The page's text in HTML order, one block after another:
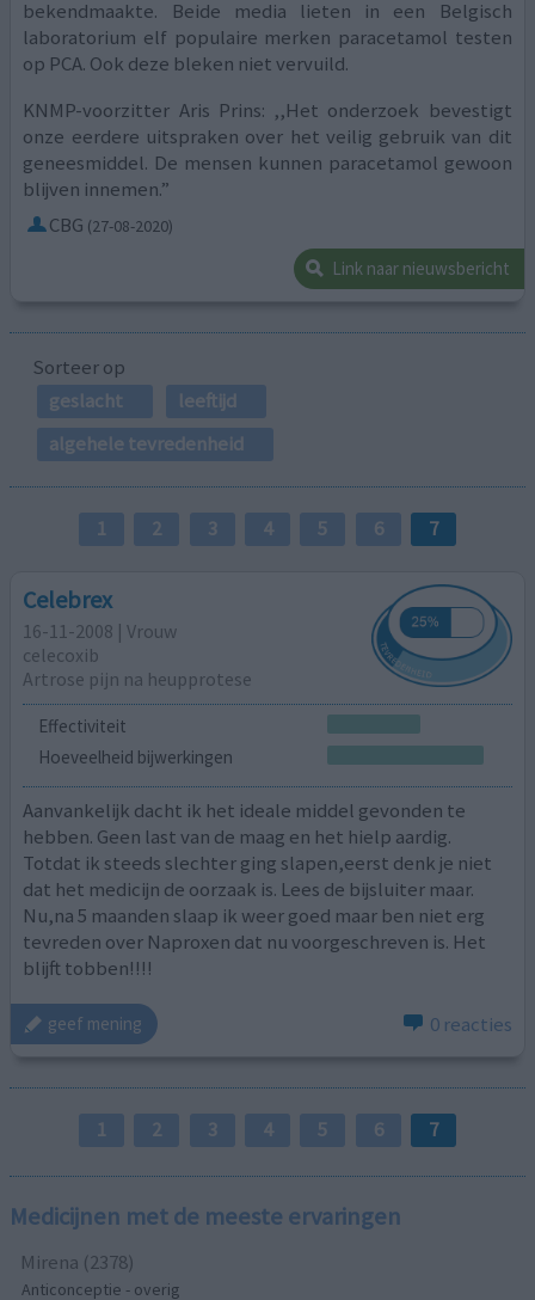
bekendmaakte. Beide media lieten in een Belgisch
laboratorium elf populaire merken paracetamol testen
op PCA. Ook deze bleken niet vervuild.
KNMP-voorzitter Aris Prins: ,,Het onderzoek bevestigt
onze eerdere uitspraken over het veilig gebruik van dit
geneesmiddel. De mensen kunnen paracetamol gewoon
blijven innemen.”
CBG (27-08-2020)
Link naar nieuwsbericht
Sorteer op
geslacht
leeftijd
algehele tevredenheid
1 2 3 4 5 6 7
Celebrex
16-11-2008 | Vrouw
celecoxib
Artrose pijn na heupprotese
Effectiviteit
Hoeveelheid bijwerkingen
Aanvankelijk dacht ik het ideale middel gevonden te
hebben. Geen last van de maag en het hielp aardig.
Totdat ik steeds slechter ging slapen,eerst denk je niet
dat het medicijn de oorzaak is. Lees de bijsluiter maar.
Nu,na 5 maanden slaap ik weer goed maar ben niet erg
tevreden over Naproxen dat nu voorgeschreven is. Het
blijft tobben!!!!
geef mening 0 reacties
1 2 3 4 5 6 7
Medicijnen met de meeste ervaringen
Mirena (2378)
Anticonceptie - overig